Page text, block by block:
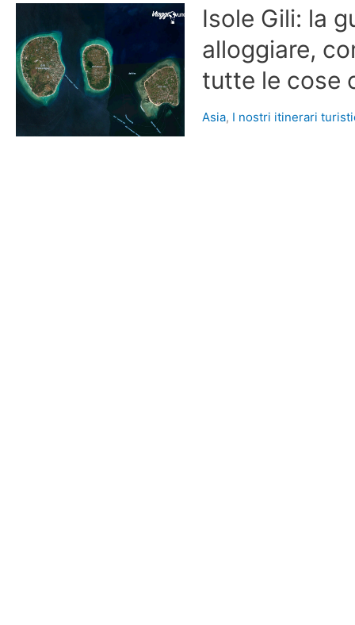
Isole Gili: la
alloggiare,
tutte le cose
Asia, I nostri itinerari